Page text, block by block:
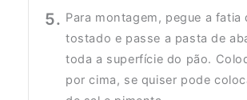
Para montagem, pegue a fatia
tostado e passe a pasta de
toda a superfície do pão.
por cima, se quiser pode